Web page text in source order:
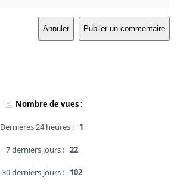
Annuler Publier un commentaire
Nombre de vues :
Dernières 24 heures : 1
7 derniers jours : 22
30 derniers jours : 102